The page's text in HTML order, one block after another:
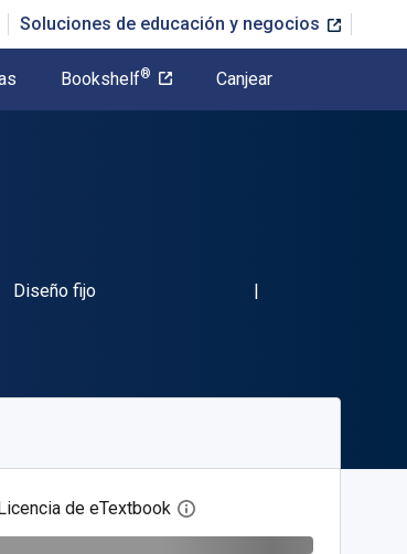
Soluciones de educación y negocios
Bookshelf® Canjear
13 9781440311932"
Formato
Diseño fijo
de eTextbook Abre el cuadro de diálogo